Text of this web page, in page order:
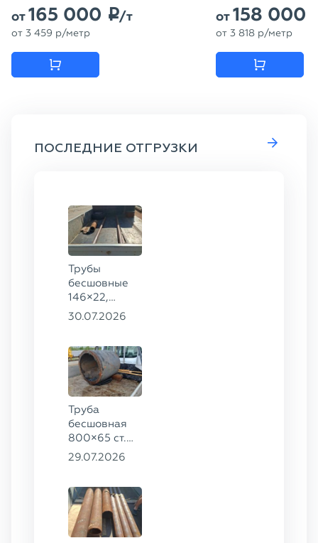
от165 000 p/т
от 3 459 p/метр
от158 000
от 3 818 p/метр
ПОСЛЕДНИЕ ОТГРУЗКИ
Трубы
бесшовные
146×22,
68×12 ГОСТ
30.07.2026
Труба
бесшовная
800×65 ст.
17ГС
29.07.2026